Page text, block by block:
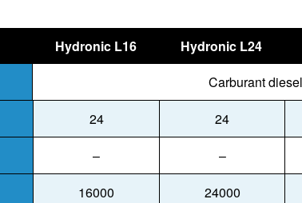
Hydronic L16 Hydronic L24
Carburant
24 24
– –
16000 24000